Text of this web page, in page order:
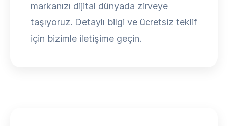
markanızı dijital dünyada zirveye
taşıyoruz. Detaylı bilgi ve ücretsiz teklif
için bizimle iletişime geçin.